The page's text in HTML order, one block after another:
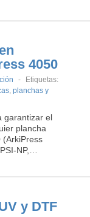
4050
-
Etiquetas:
, planchas y
garantizar el
plancha
(ArkiPress
NP,…
y DTF